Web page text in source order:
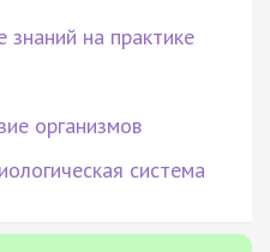
на практике
организмов
система